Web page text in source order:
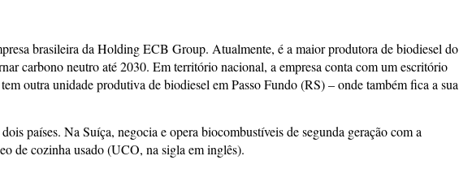
brasileira da Holding ECB Group. Atualmente, é a maior produtora de biodiesel do
carbono neutro até 2030. Em território nacional, a empresa conta com um escritório
outra unidade produtiva de biodiesel em Passo Fundo (RS) – onde também fica a sua
países. Na Suíça, negocia e opera biocombustíveis de segunda geração com a
de cozinha usado (UCO, na sigla em inglês).